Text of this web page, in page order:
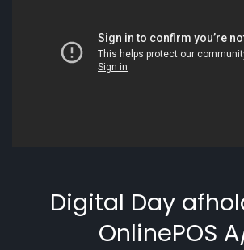
Digital Day
OnlinePOS